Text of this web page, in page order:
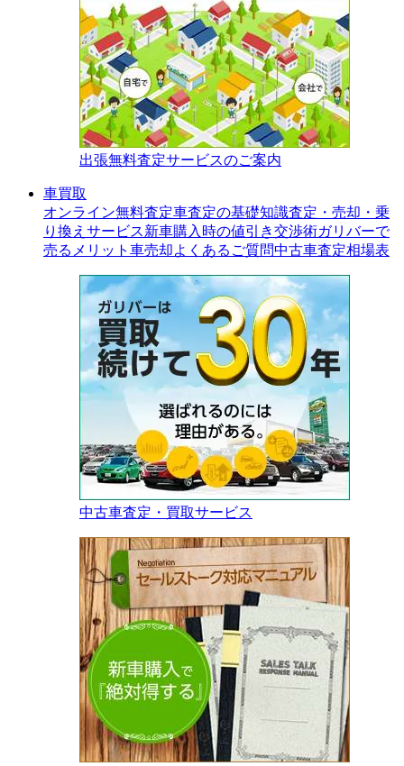
出張無料査定サービスのご案内
車買取
オンライン無料査定車査定の基礎知識査定・売却・乗
り換えサービス新車購入時の値引き交渉術ガリバーで
売るメリット 車売却よくあるご質問中古車査定相場表
中古車査定・買取サービス